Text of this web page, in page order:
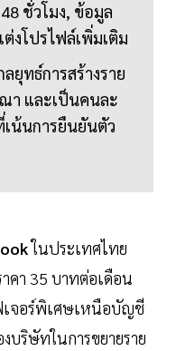
ชั่วโมง, ข้อมูล
งโปรไฟล์เพิ่มเติม
ยุทธ์การสร้างราย
า และเป็นคนละ
เน้นการยืนยันตัว
ในประเทศไทย
คา 35 บาทต่อเดือน
เจอร์พิเศษเหนือบัญชี
ริษัทในการขยายราย